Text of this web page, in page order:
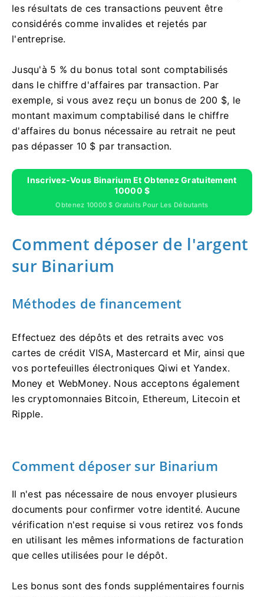
les résultats de ces transactions peuvent être
considérés comme invalides et rejetés par
l'entreprise.
Jusqu'à 5 % du bonus total sont comptabilisés
dans le chiffre d'affaires par transaction. Par
exemple, si vous avez reçu un bonus de 200 $, le
montant maximum comptabilisé dans le chiffre
d'affaires du bonus nécessaire au retrait ne peut
pas dépasser 10 $ par transaction.
Inscrivez-Vous Binarium Et Obtenez Gratuitement
10000 $
Obtenez 10000 $ Gratuits Pour Les Débutants
Comment déposer de l'argent
sur Binarium
Méthodes de financement
Effectuez des dépôts et des retraits avec vos
cartes de crédit VISA, Mastercard et Mir, ainsi que
vos portefeuilles électroniques Qiwi et Yandex.
Money et WebMoney. Nous acceptons également
les cryptomonnaies Bitcoin, Ethereum, Litecoin et
Ripple.
Comment déposer sur Binarium
Il n'est pas nécessaire de nous envoyer plusieurs
documents pour confirmer votre identité. Aucune
vérification n'est requise si vous retirez vos fonds
en utilisant les mêmes informations de facturation
que celles utilisées pour le dépôt.
Les bonus sont des fonds supplémentaires fournis